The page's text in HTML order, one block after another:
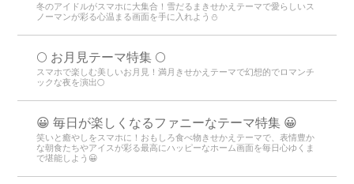
冬のアイドルがスマホに大集合！雪だるまきせかえテーマで愛らしいス
ノーマンが彩る心温まる画面を手に入れよう️⛄️
🌕 お月見テーマ特集 🌕
スマホで楽しむ美しいお月見！満月きせかえテーマで幻想的でロマンチ
ックな夜を演出🌕
😀 毎日が楽しくなるファニーなテーマ特集 😀
笑いと癒やしをスマホに！おもしろ食べ物きせかえテーマで、表情豊か
な朝食たちやアイスが彩る最高にハッピーなホーム画面を毎日心ゆくま
で堪能しよう😀